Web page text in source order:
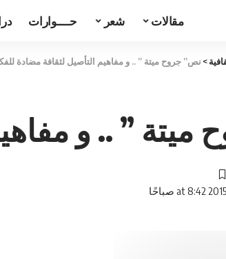
مقالات شعر حــــوارات
> نص” جروح ميتة ” .. و مفاهيم التأصيل لثقافة مضادة
” .. و